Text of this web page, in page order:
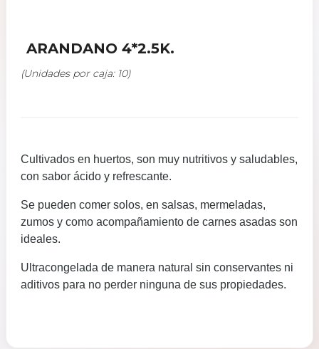
ARANDANO 4*2.5K.
(Unidades por caja: 10)
Cultivados en huertos, son muy nutritivos y saludables,
con sabor ácido y refrescante.
Se pueden comer solos, en salsas, mermeladas,
zumos y como acompañamiento de carnes asadas son
ideales.
Ultracongelada de manera natural sin conservantes ni
aditivos para no perder ninguna de sus propiedades.